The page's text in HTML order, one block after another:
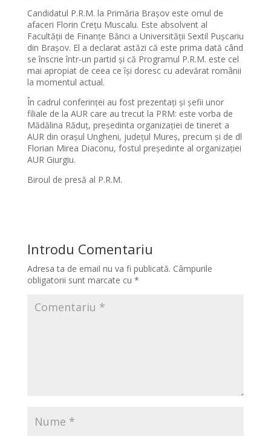
Candidatul P.R.M. la Primăria Brașov este omul de
afaceri Florin Crețu Muscalu. Este absolvent al
Facultății de Finanțe Bănci a Universității Sextil Pușcariu
din Brașov. El a declarat astăzi că este prima dată când
se înscrie într-un partid și că Programul P.R.M. este cel
mai apropiat de ceea ce își doresc cu adevărat românii
la momentul actual.
În cadrul conferinței au fost prezentați și șefii unor
filiale de la AUR care au trecut la PRM: este vorba de
Mădălina Răduț, președinta organizației de tineret a
AUR din orașul Ungheni, județul Mureș, precum și de dl
Florian Mirea Diaconu, fostul președinte al organizației
AUR Giurgiu.
Biroul de presă al P.R.M.
Introdu Comentariu
Adresa ta de email nu va fi publicată. Câmpurile
obligatorii sunt marcate cu *